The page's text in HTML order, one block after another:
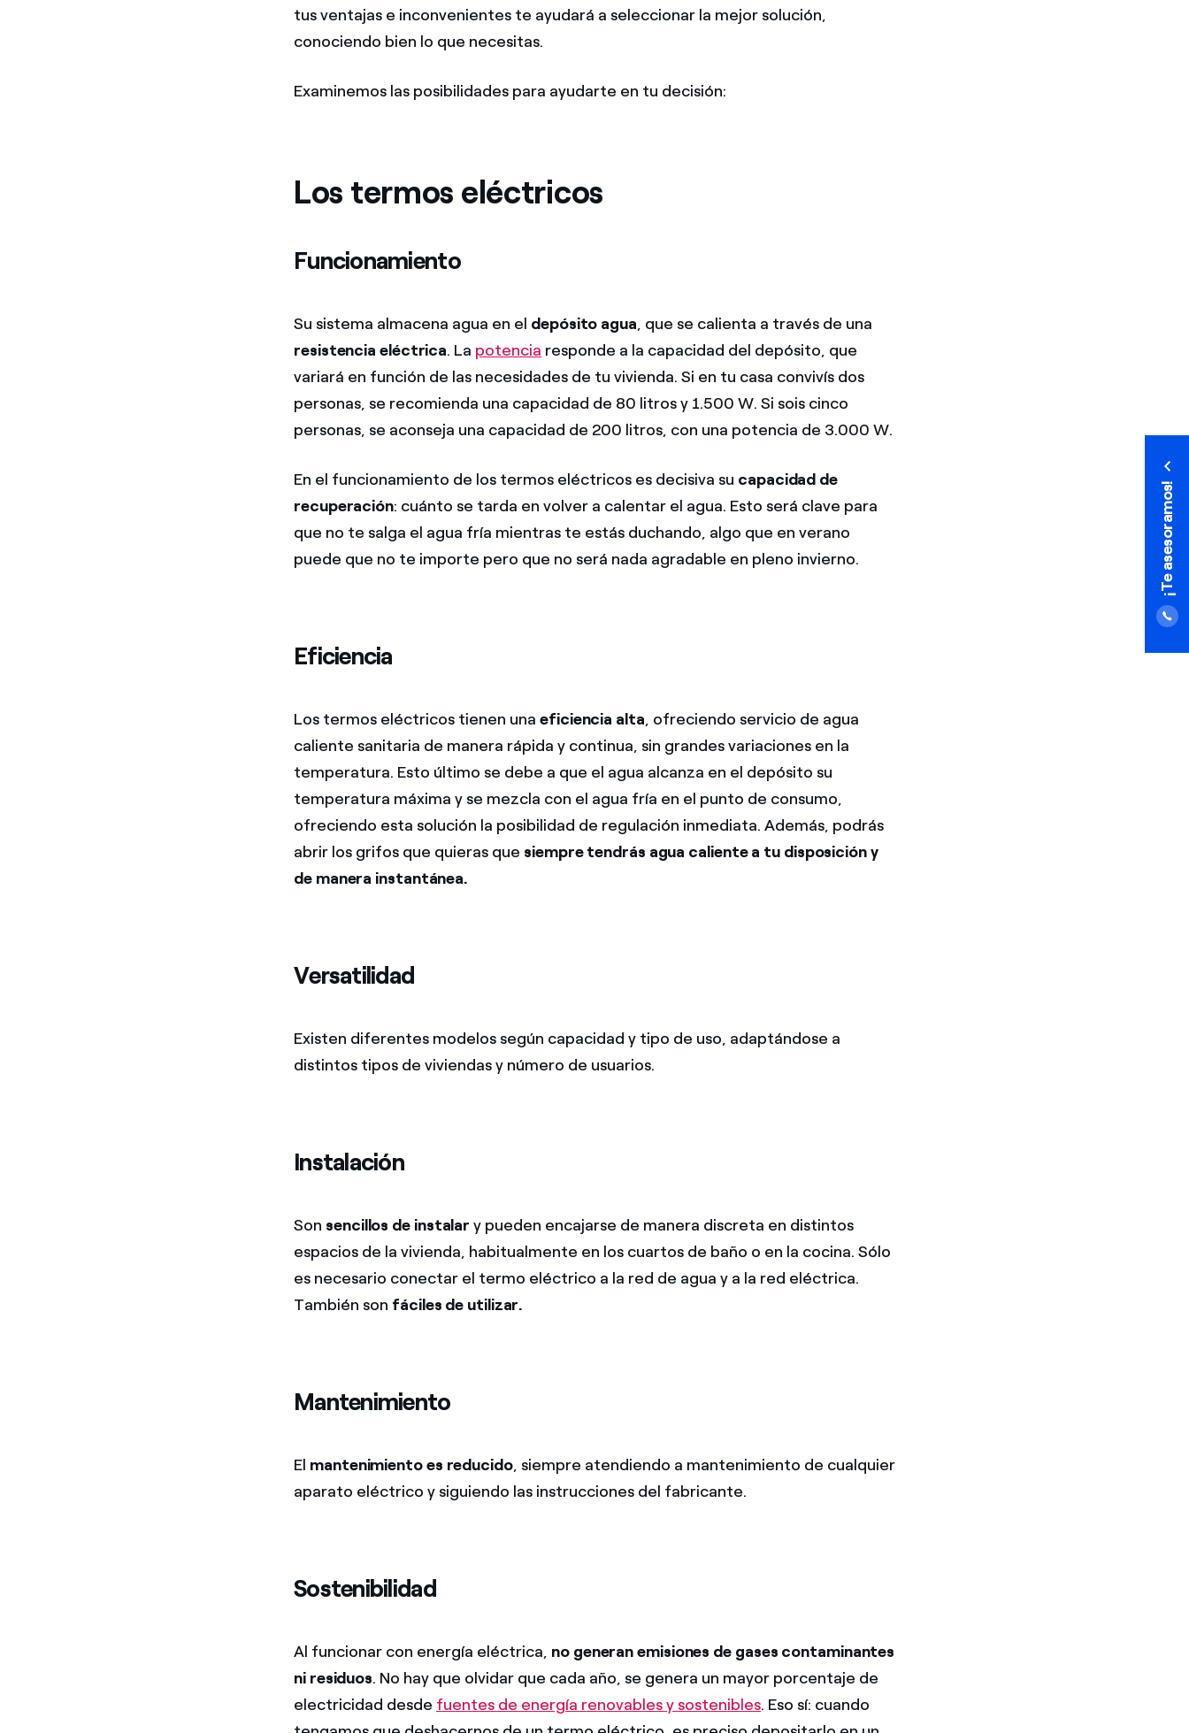
¡Te asesoramos!
tus ventajas e inconvenientes te ayudará a seleccionar la mejor solución,
conociendo bien lo que necesitas.
Examinemos las posibilidades para ayudarte en tu decisión:
Los termos eléctricos
Funcionamiento
Su sistema almacena agua en el depósito agua, que se calienta a través de una
resistencia eléctrica. La potencia responde a la capacidad del depósito, que
variará en función de las necesidades de tu vivienda. Si en tu casa convivís dos
personas, se recomienda una capacidad de 80 litros y 1.500 W. Si sois cinco
personas, se aconseja una capacidad de 200 litros, con una potencia de 3.000 W.
En el funcionamiento de los termos eléctricos es decisiva su capacidad de
recuperación: cuánto se tarda en volver a calentar el agua. Esto será clave para
que no te salga el agua fría mientras te estás duchando, algo que en verano
puede que no te importe pero que no será nada agradable en pleno invierno.
Eficiencia
Los termos eléctricos tienen unaeficiencia alta, ofreciendo servicio de agua
caliente sanitaria de manera rápida y continua, sin grandes variaciones en la
temperatura. Esto último se debe a que el agua alcanza en el depósito su
temperatura máxima y se mezcla con el agua fría en el punto de consumo,
ofreciendo esta solución la posibilidad de regulación inmediata. Además, podrás
abrir los grifos que quieras que siempre tendrás agua caliente a tu disposición y
de manera instantánea.
Versatilidad
Existen diferentes modelos según capacidad y tipo de uso, adaptándose a
distintos tipos de viviendas y número de usuarios.
Instalación
Son sencillos de instalar y pueden encajarse de manera discreta en distintos
espacios de la vivienda, habitualmente en los cuartos de baño o en la cocina. Sólo
es necesario conectar el termo eléctrico a la red de agua y a la red eléctrica.
También son fáciles de utilizar.
Mantenimiento
El mantenimiento es reducido, siempre atendiendo a mantenimiento de cualquier
aparato eléctrico y siguiendo las instrucciones del fabricante.
Sostenibilidad
Al funcionar con energía eléctrica, no generan emisiones de gases contaminantes
ni residuos. No hay que olvidar que cada año, se genera un mayor porcentaje de
electricidad desde fuentes de energía renovables y sostenibles. Eso sí: cuando
¡Te asesoramos!